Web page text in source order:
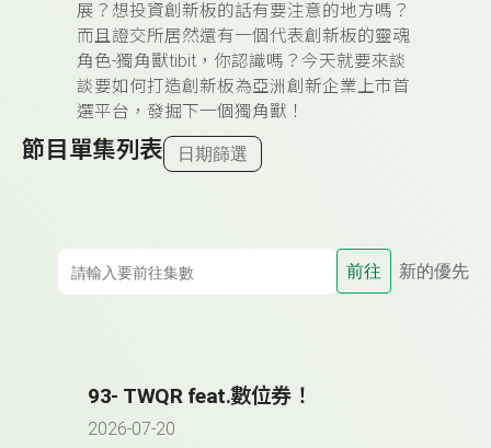
展？想投資創新板的話有要注意的地方嗎？
而且證交所居然還有一個代表創新板的靈魂
角色-獨角獸tibit，你認識嗎？今天就要來談
談要如何打造創新板為亞洲創新企業上市首
選平台，發掘下一個獨角獸！
節目單集列表 日期篩選
前往 新的優先
93- TWQR feat.數位券！
2026-07-20